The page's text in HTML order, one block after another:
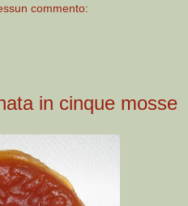
commento:
in cinque mosse